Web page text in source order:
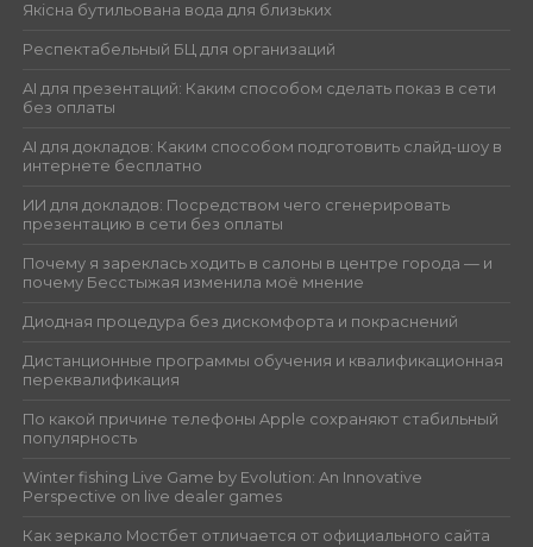
Якісна бутильована вода для близьких
Респектабельный БЦ для организаций
AI для презентаций: Каким способом сделать показ в сети
без оплаты
AI для докладов: Каким способом подготовить слайд-шоу в
интернете бесплатно
ИИ для докладов: Посредством чего сгенерировать
презентацию в сети без оплаты
Почему я зареклась ходить в салоны в центре города — и
почему Бесстыжая изменила моё мнение
Диодная процедура без дискомфорта и покраснений
Дистанционные программы обучения и квалификационная
переквалификация
По какой причине телефоны Apple сохраняют стабильный
популярность
Winter fishing Live Game by Evolution: An Innovative
Perspective on live dealer games
Как зеркало Мостбет отличается от официального сайта